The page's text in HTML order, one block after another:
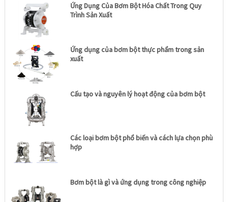
Ứng Dụng Của Bơm Bột Hóa Chất Trong Quy
Trình Sản Xuất
Ứng dụng của bơm bột thực phẩm trong sản
xuất
Cấu tạo và nguyên lý hoạt động của bơm bột
Các loại bơm bột phổ biến và cách lựa chọn phù
hợp
Bơm bột là gì và ứng dụng trong công nghiệp